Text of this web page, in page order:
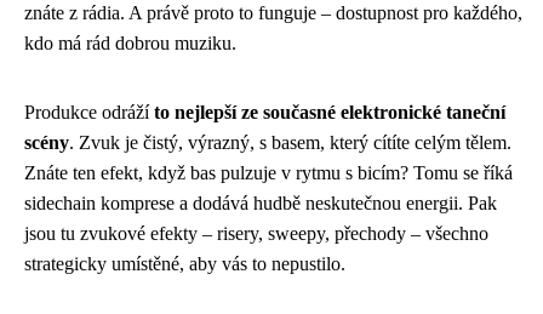
znáte z rádia. A právě proto to funguje – dostupnost pro každého,
kdo má rád dobrou muziku.
Produkce odrážíto nejlepší ze současné elektronické taneční
scény. Zvuk je čistý, výrazný, s basem, který cítíte celým tělem.
Znáte ten efekt, když bas pulzuje v rytmu s bicím? Tomu se říká
sidechain komprese a dodává hudbě neskutečnou energii. Pak
jsou tu zvukové efekty – risery, sweepy, přechody – všechno
strategicky umístěné, aby vás to nepustilo.